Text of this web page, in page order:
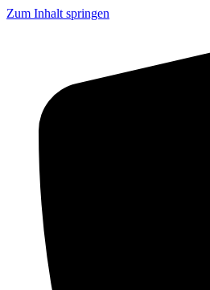
Zum Inhalt springen